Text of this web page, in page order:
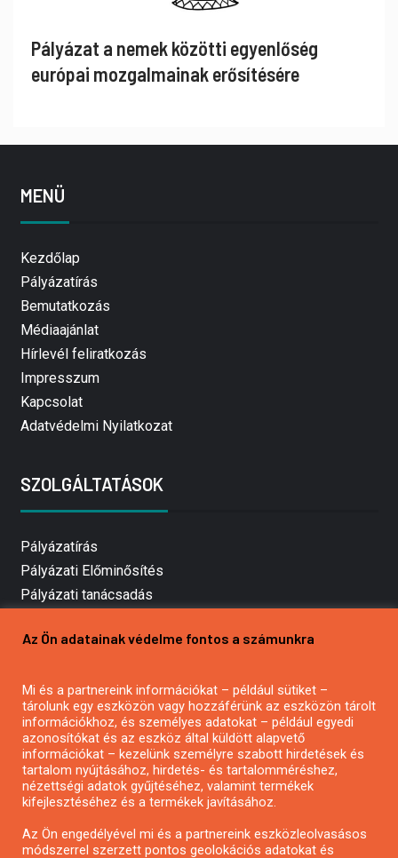
Pályázat a nemek közötti egyenlőség
európai mozgalmainak erősítésére
MENÜ
Kezdőlap
Pályázatírás
Bemutatkozás
Médiaajánlat
Hírlevél feliratkozás
Impresszum
Kapcsolat
Adatvédelmi Nyilatkozat
SZOLGÁLTATÁSOK
Pályázatírás
Pályázati Előminősítés
Pályázati tanácsadás
Mezőgazdasági pályázatírás
Pályázatírás civil szervezeteknek
Pályázatírás önkormányzatoknak
Pályázatfigyelés
Specifikus pályázatfigyelés vagy hírlevél
Az Ön adatainak védelme fontos a számunkra
Mi és a partnereink információkat – például sütiket –
tárolunk egy eszközön vagy hozzáférünk az eszközön tárolt
információkhoz, és személyes adatokat – például egyedi
azonosítókat és az eszköz által küldött alapvető
információkat – kezelünk személyre szabott hirdetések és
tartalom nyújtásához, hirdetés- és tartalomméréshez,
nézettségi adatok gyűjtéséhez, valamint termékek
kifejlesztéséhez és a termékek javításához.
Az Ön engedélyével mi és a partnereink eszközleolvasásos
módszerrel szerzett pontos geolokációs adatokat és